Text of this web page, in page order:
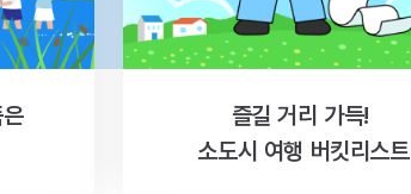
즐길 거리 가득!
소도시 여행 버킷리스트